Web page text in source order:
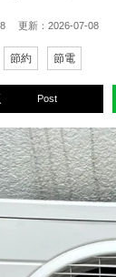
更新： 2026-07-08
節約 節電
Post